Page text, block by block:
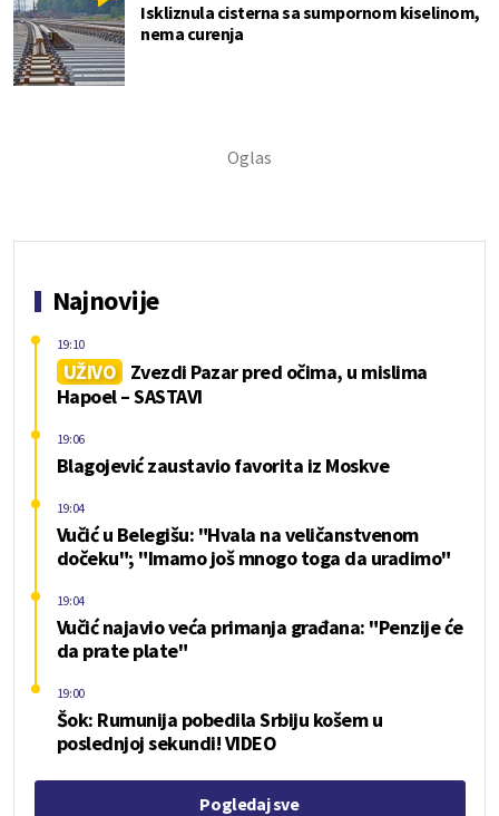
Iskliznula cisterna sa sumpornom kiselinom,
nema curenja
Najnovije
UŽIVO
Zvezdi Pazar pred očima, u mislima
Hapoel – SASTAVI
19:10
Blagojević zaustavio favorita iz Moskve
19:06
Vučić u Belegišu: "Hvala na veličanstvenom
dočeku"; "Imamo još mnogo toga da uradimo"
19:04
Vučić najavio veća primanja građana: "Penzije će
da prate plate"
19:04
Šok: Rumunija pobedila Srbiju košem u
poslednjoj sekundi! VIDEO
19:00
Pogledaj sve